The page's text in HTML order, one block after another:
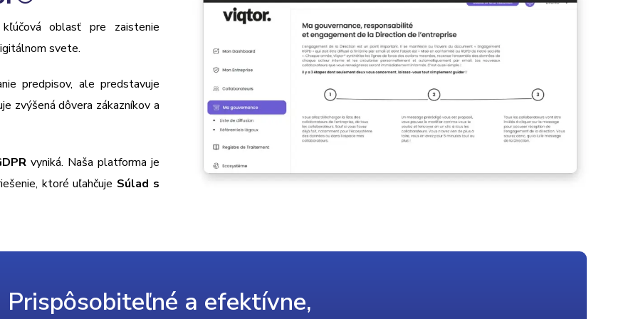
oblasť pre zaistenie
svete.
predpisov, ale predstavuje
zvýšená dôvera zákazníkov a
vyniká. Naša platforma je
ktoré uľahčuje Súlad s
Prispôsobiteľné a efektívne,